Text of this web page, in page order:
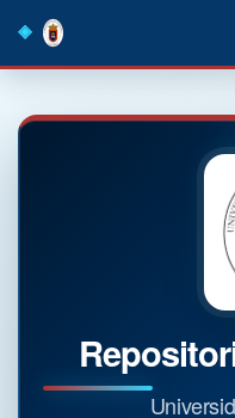
navigation